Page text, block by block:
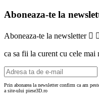
Aboneaza-te la
Aboneaza-te la newsletter  
ca sa fii la curent cu cele
Prin abonarea la newsletter confirm ca am
a site-ului piese3D.ro